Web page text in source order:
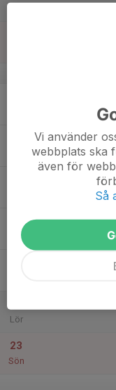
Bergsåkers
Tor
18:00
Högom
Lör
23
Sön
Vi använder
webbplats ska
även för
Så